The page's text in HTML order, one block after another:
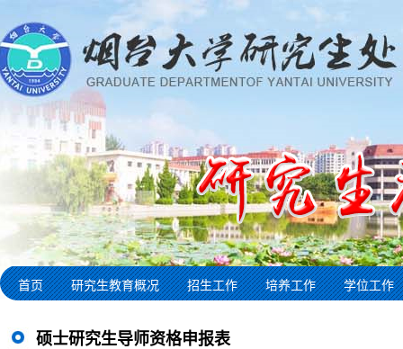
首页 研究生教育概况 招生工作 培养工作 学位工作
硕士研究生导师资格申报表